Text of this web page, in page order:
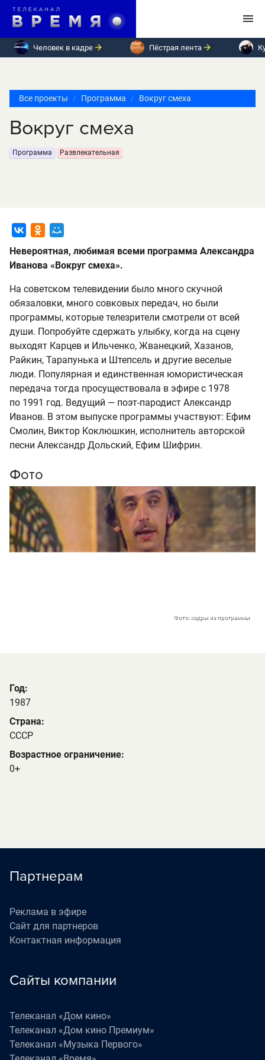
Человек в кадре Пёстрая лента
Все проекты Программа Вокруг смеха
Вокруг смеха
Программа Развлекательная
Невероятная, любимая всеми программа Александра
Иванова «Вокруг смеха».
На советском телевидении было много скучной
обязаловки, много совковых передач, но были
программы, которые телезрители смотрели от всей
души. Попробуйте сдержать улыбку, когда на сцену
выходят Карцев и Ильченко, Жванецкий, Хазанов,
Райкин, Тарапунька и Штепсель и другие веселые
люди. Популярная и единственная юмористическая
передача тогда просуществовала в эфире с 1978
по 1991 год. Ведущий — поэт-пародист Александр
Иванов. В этом выпуске программы участвуют: Ефим
Смолин, Виктор Коклюшкин, исполнитель авторской
песни Александр Дольский, Ефим Шифрин.
Фото
Фото: кадры из программы
Год:
1987
Страна:
СССР
Возрастное ограничение:
0+
Партнерам
Реклама в эфире
Сайт для партнеров
Контактная информация
Сайты компании
Телеканал «Дом кино»
Телеканал «Дом кино Премиум»
Телеканал «Музыка Первого»